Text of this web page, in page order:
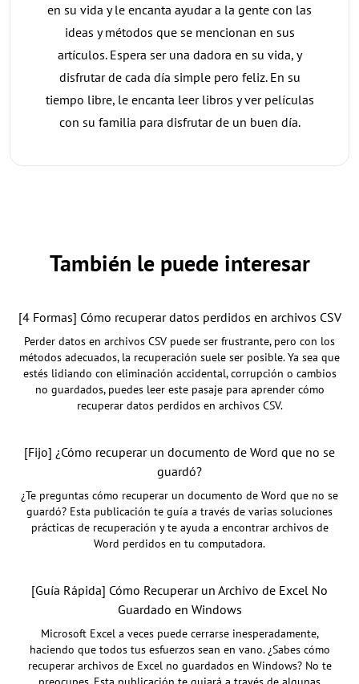
en su vida y le encanta ayudar a la gente con las
ideas y métodos que se mencionan en sus
artículos. Espera ser una dadora en su vida, y
disfrutar de cada día simple pero feliz. En su
tiempo libre, le encanta leer libros y ver películas
con su familia para disfrutar de un buen día.
También le puede interesar
[4 Formas] Cómo recuperar datos perdidos en archivos CSV
Perder datos en archivos CSV puede ser frustrante, pero con los
métodos adecuados, la recuperación suele ser posible. Ya sea que
estés lidiando con eliminación accidental, corrupción o cambios
no guardados, puedes leer este pasaje para aprender cómo
recuperar datos perdidos en archivos CSV.
[Fijo] ¿Cómo recuperar un documento de Word que no se
guardó?
¿Te preguntas cómo recuperar un documento de Word que no se
guardó? Esta publicación te guía a través de varias soluciones
prácticas de recuperación y te ayuda a encontrar archivos de
Word perdidos en tu computadora.
[Guía Rápida] Cómo Recuperar un Archivo de Excel No
Guardado en Windows
Microsoft Excel a veces puede cerrarse inesperadamente,
haciendo que todos tus esfuerzos sean en vano. ¿Sabes cómo
recuperar archivos de Excel no guardados en Windows? No te